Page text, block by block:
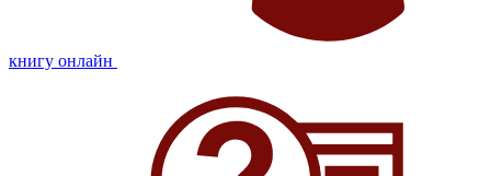
книгу онлайн